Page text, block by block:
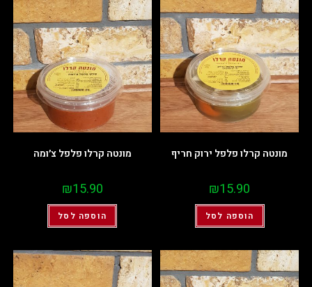
מונטה קרלו פלפל ירוק חריף
₪15.90
הוספה לסל
מונטה קרלו פלפל צ׳ומה
₪15.90
הוספה לסל